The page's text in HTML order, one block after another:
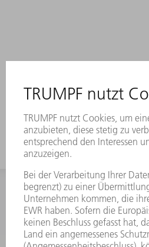
Häufig gestellte
Allgemeine
KONTAKT